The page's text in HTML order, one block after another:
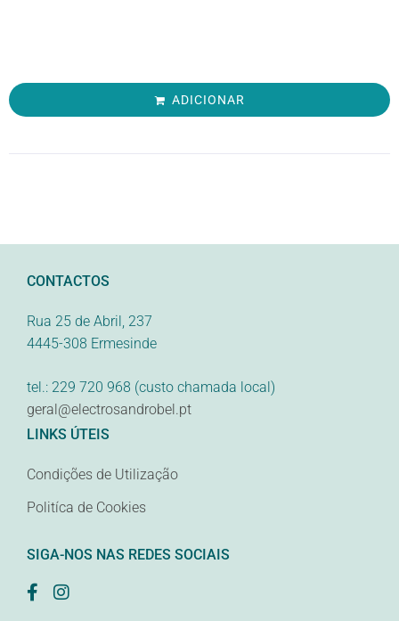
ADICIONAR
CONTACTOS
Rua 25 de Abril, 237
4445-308 Ermesinde
tel.: 229 720 968 (custo chamada local)
geral@electrosandrobel.pt
LINKS ÚTEIS
Condições de Utilização
Politíca de Cookies
SIGA-NOS NAS REDES SOCIAIS